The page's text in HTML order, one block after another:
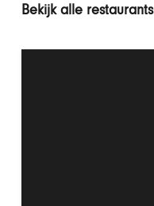
Bekijk alle restaurants